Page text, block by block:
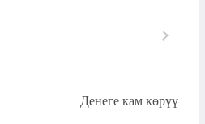
Денеге кам көрүү